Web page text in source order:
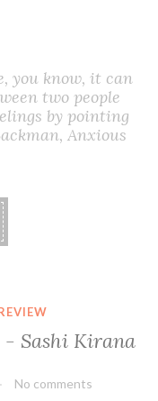
you know, it can
two people
by pointing
Anxious
- Sashi Kirana
No comments